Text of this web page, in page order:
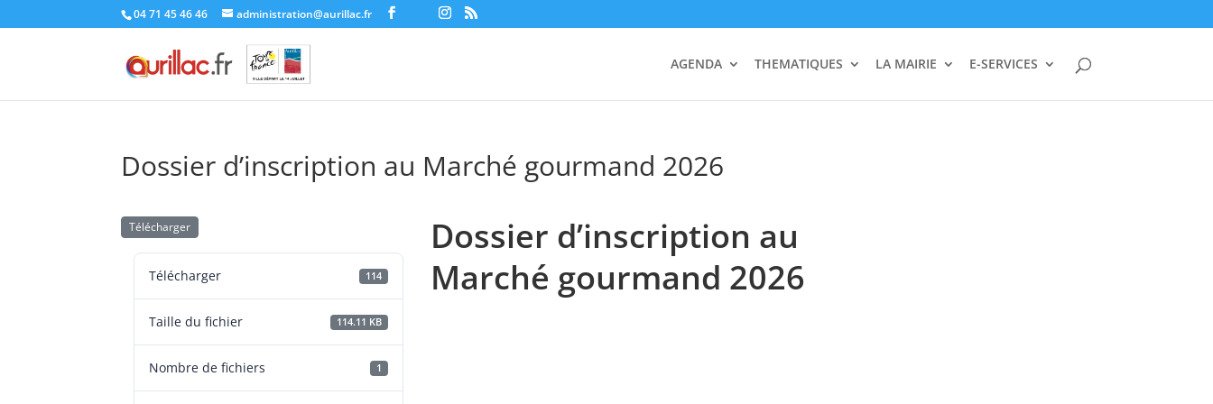
04 71 45 46 46 administration@aurillac.fr
AGENDA THEMATIQUES LA MAIRIE E-SERVICES
Dossier d’inscription au Marché gourmand 2026
Télécharger
Télécharger 114
Taille du fichier 114.11 KB
Nombre de fichiers 1
Dossier d’inscription au
Marché gourmand 2026